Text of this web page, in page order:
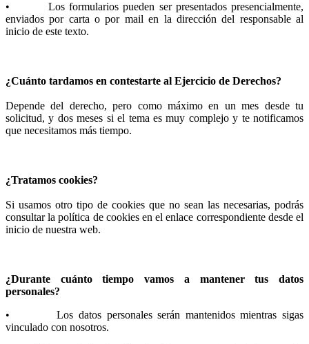
• Los formularios pueden ser presentados presencialmente,
enviados por carta o por mail en la dirección del responsable al
inicio de este texto.
¿Cuánto tardamos en contestarte al Ejercicio de Derechos?
Depende del derecho, pero como máximo en un mes desde tu
solicitud, y dos meses si el tema es muy complejo y te notificamos
que necesitamos más tiempo.
¿Tratamos cookies?
Si usamos otro tipo de cookies que no sean las necesarias, podrás
consultar la política de cookies en el enlace correspondiente desde el
inicio de nuestra web.
¿Durante cuánto tiempo vamos a mantener tus datos
personales?
• Los datos personales serán mantenidos mientras sigas
vinculado con nosotros.